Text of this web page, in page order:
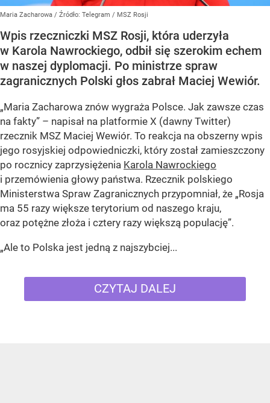
Maria Zacharowa / Źródło: Telegram / MSZ Rosji
Wpis rzeczniczki MSZ Rosji, która uderzyła
w Karola Nawrockiego, odbił się szerokim echem
w naszej dyplomacji. Po ministrze spraw
zagranicznych Polski głos zabrał Maciej Wewiór.
„Maria Zacharowa znów wygraża Polsce. Jak zawsze czas
na fakty” – napisał na platformie X (dawny Twitter)
rzecznik MSZ Maciej Wewiór. To reakcja na obszerny wpis
jego rosyjskiej odpowiedniczki, który został zamieszczony
po rocznicy zaprzysiężenia Karola Nawrockiego
i przemówienia głowy państwa. Rzecznik polskiego
Ministerstwa Spraw Zagranicznych przypomniał, że „Rosja
ma 55 razy większe terytorium od naszego kraju,
oraz potężne złoża i cztery razy większą populację”.
„Ale to Polska jest jedną z najszybciej...
CZYTAJ DALEJ